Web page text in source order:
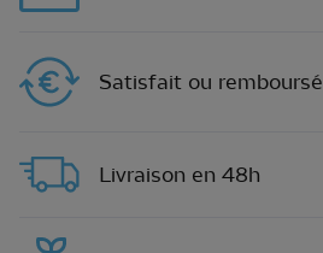
Satisfait ou remboursé
Livraison en 48h